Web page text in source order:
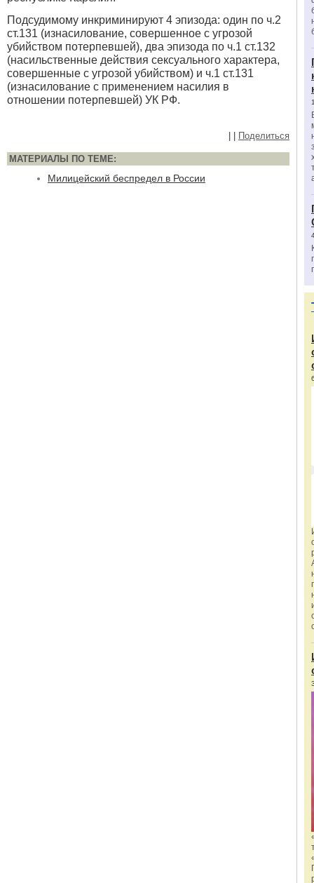
Подсудимому инкриминируют 4 эпизода: один по ч.2
ст.131 (изнасилование, совершенное с угрозой
убийством потерпевшей), два эпизода по ч.1 ст.132
(насильственные действия сексуального характера,
совершенные с угрозой убийством) и ч.1 ст.131
(изнасилование с применением насилия в
отношении потерпевшей) УК РФ.
Поделиться
МАТЕРИАЛЫ ПО ТЕМЕ:
Милицейский беспредел в России